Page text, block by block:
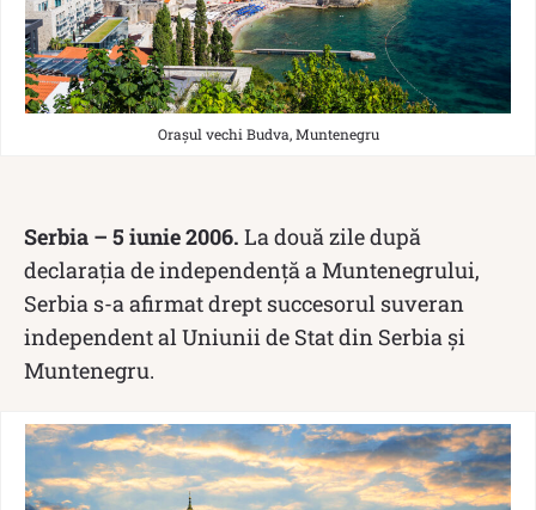
Orașul vechi Budva, Muntenegru
Serbia – 5 iunie 2006. La două zile după
declarația de independență a Muntenegrului,
Serbia s-a afirmat drept succesorul suveran
independent al Uniunii de Stat din Serbia și
Muntenegru.